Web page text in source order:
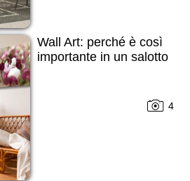
Wall Art: perché è così
importante in un salotto
4